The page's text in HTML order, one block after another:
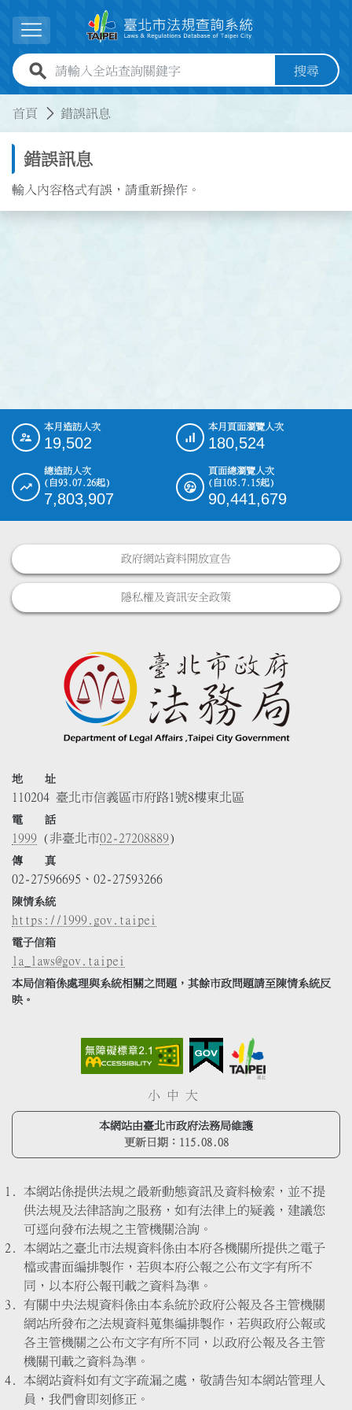
展開選單
全站查詢關鍵字欄位 搜尋
首頁 錯誤訊息
錯誤訊息
輸入內容格式有誤，請重新操作。
::: 本月造訪人次
19,502
本月頁面瀏覽人次
180,524
總造訪人次
(自93.07.26起)
7,803,907
頁面總瀏覽人次
(自105.7.15起)
90,441,679
政府網站資料開放宣告
隱私權及資訊安全政策
地 址
110204 臺北市信義區市府路1號8樓東北區
電 話
1999 (非臺北市02-27208889)
傳 真
02-27596695、02-27593266
陳情系統
https://1999.gov.taipei
電子信箱
la_laws@gov.taipei
本局信箱係處理與系統相關之問題，其餘市政問題請至陳情系統反
映。
小 中 大
本網站由臺北市政府法務局維護
更新日期： 115.08.08
本網站係提供法規之最新動態資訊及資料檢索，並不提
供法規及法律諮詢之服務，如有法律上的疑義，建議您
可逕向發布法規之主管機關洽詢。
本網站之臺北市法規資料係由本府各機關所提供之電子
檔或書面編排製作，若與本府公報之公布文字有所不
同，以本府公報刊載之資料為準。
有關中央法規資料係由本系統於政府公報及各主管機關
網站所發布之法規資料蒐集編排製作，若與政府公報或
各主管機關之公布文字有所不同，以政府公報及各主管
機關刊載之資料為準。
本網站資料如有文字疏漏之處，敬請告知本網站管理人
員，我們會即刻修正。